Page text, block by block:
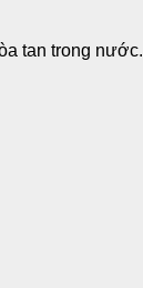
tan trong nước.